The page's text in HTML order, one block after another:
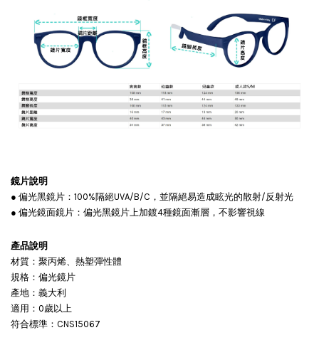
鏡片說明
● 偏光黑鏡片：100%隔絕UVA/B/C，並隔絕易造成眩光的散射/反射光
● 偏光鏡面鏡片：偏光黑鏡片上加鍍4種鏡面漸層，不影響視線
產品說明
材質：聚丙烯、熱塑彈性體
規格：偏光鏡片
產地：義大利
適用：0歲以上
符合標準：CNS15067